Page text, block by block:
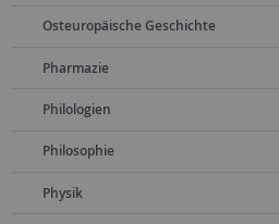
Osteuropäische Geschichte
Pharmazie
Philologien
Philosophie
Physik